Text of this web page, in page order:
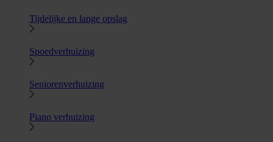
Tijdelijke en lange opslag
Spoedverhuizing
Seniorenverhuizing
Piano verhuizing